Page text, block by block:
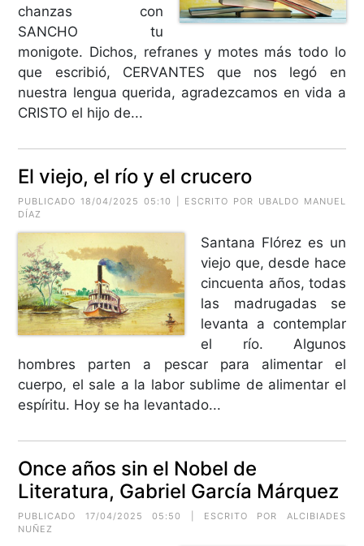
chanzas con
SANCHO tu
monigote. Dichos, refranes y motes más todo lo
que escribió, CERVANTES que nos legó en
nuestra lengua querida, agradezcamos en vida a
CRISTO el hijo de...
El viejo, el río y el crucero
PUBLICADO 18/04/2025 05:10 | ESCRITO POR UBALDO MANUEL
DÍAZ
Santana Flórez es un
viejo que, desde hace
cincuenta años, todas
las madrugadas se
levanta a contemplar
el río. Algunos
hombres parten a pescar para alimentar el
cuerpo, el sale a la labor sublime de alimentar el
espíritu. Hoy se ha levantado...
Once años sin el Nobel de
Literatura, Gabriel García Márquez
PUBLICADO 17/04/2025 05:50 | ESCRITO POR
ALCIBIADES
NUÑEZ